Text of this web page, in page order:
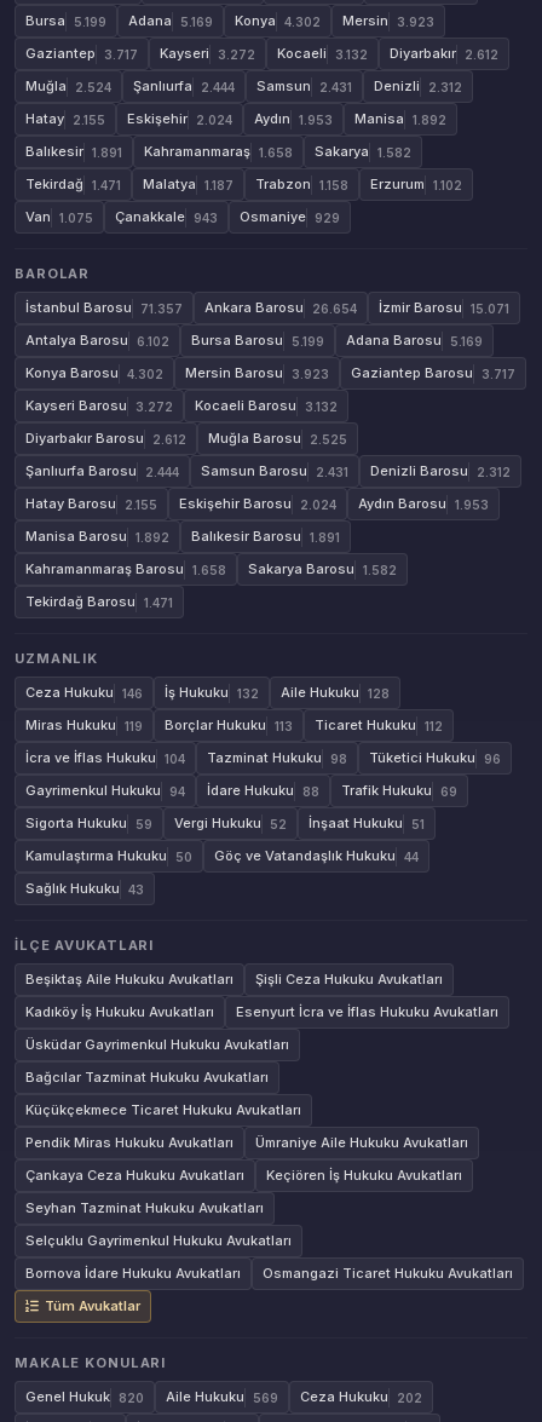
Bursa 5.199 Adana 5.169 Konya 4.302 Mersin 3.923
Gaziantep 3.717 Kayseri 3.272 Kocaeli 3.132 Diyarbakır 2.612
Muğla 2.524 Şanlıurfa 2.444 Samsun 2.431 Denizli 2.312
Hatay 2.155 Eskişehir 2.024 Aydın 1.953 Manisa 1.892
Balıkesir 1.891 Kahramanmaraş 1.658 Sakarya 1.582
Tekirdağ 1.471 Malatya 1.187 Trabzon 1.158 Erzurum 1.102
Van 1.075 Çanakkale 943 Osmaniye 929
BAROLAR
İstanbul Barosu
71.357 Ankara Barosu 26.654 İzmir Barosu 15.071
Antalya Barosu 6.102 Bursa Barosu 5.199 Adana Barosu 5.169
Konya Barosu 4.302 Mersin Barosu 3.923 Gaziantep Barosu 3.717
Kayseri Barosu 3.272 Kocaeli Barosu 3.132
Diyarbakır Barosu 2.612 Muğla Barosu 2.525
Şanlıurfa Barosu 2.444 Samsun Barosu 2.431 Denizli Barosu 2.312
Hatay Barosu 2.155 Eskişehir Barosu 2.024 Aydın Barosu 1.953
Manisa Barosu 1.892 Balıkesir Barosu 1.891
Kahramanmaraş Barosu 1.658 Sakarya Barosu 1.582
Tekirdağ Barosu 1.471
UZMANLIK
Ceza Hukuku
146 İş Hukuku 132 Aile Hukuku 128
Miras Hukuku 119 Borçlar Hukuku 113 Ticaret Hukuku 112
İcra ve İflas Hukuku 104 Tazminat Hukuku 98 Tüketici Hukuku 96
Gayrimenkul Hukuku 94 İdare Hukuku 88 Trafik Hukuku 69
Sigorta Hukuku 59 Vergi Hukuku 52 İnşaat Hukuku 51
Kamulaştırma Hukuku 50 Göç ve Vatandaşlık Hukuku 44
Sağlık Hukuku 43
İLÇE AVUKATLARI
Beşiktaş Aile Hukuku Avukatları
Şişli Ceza Hukuku Avukatları
Kadıköy İş Hukuku Avukatları
Esenyurt İcra ve İflas Hukuku Avukatları
Üsküdar Gayrimenkul Hukuku Avukatları
Bağcılar Tazminat Hukuku Avukatları
Küçükçekmece Ticaret Hukuku Avukatları
Pendik Miras Hukuku Avukatları
Ümraniye Aile Hukuku Avukatları
Çankaya Ceza Hukuku Avukatları
Keçiören İş Hukuku Avukatları
Seyhan Tazminat Hukuku Avukatları
Selçuklu Gayrimenkul Hukuku Avukatları
Bornova İdare Hukuku Avukatları
Osmangazi Ticaret Hukuku Avukatları
Tüm Avukatlar
MAKALE KONULARI
Genel Hukuk
820 Aile Hukuku 569 Ceza Hukuku 202